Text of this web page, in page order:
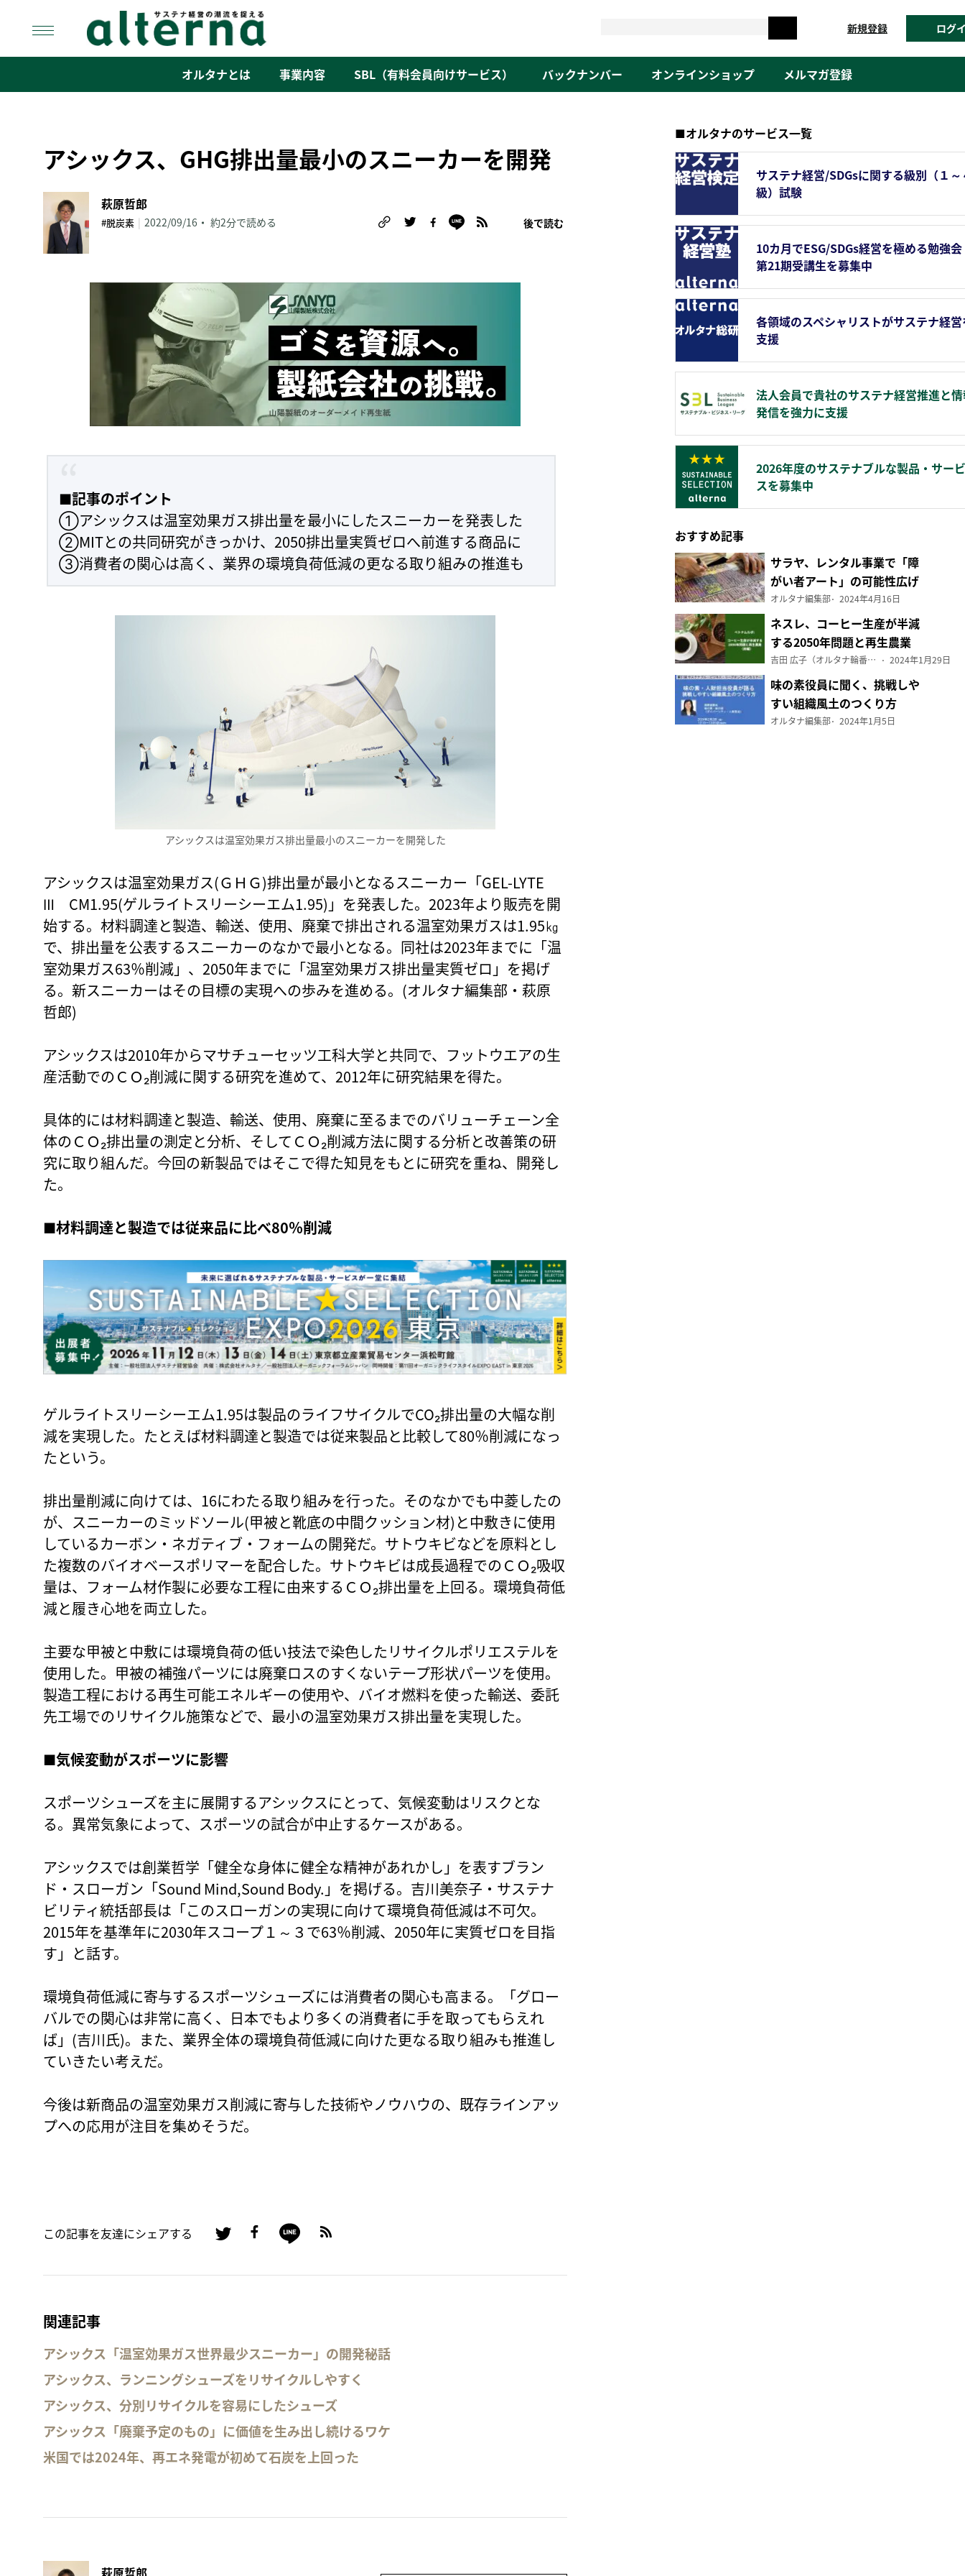
content
新規登録 ログ
オルタナとは 事業内容 SBL（有料会員向けサービス） バックナンバー オンラインショップ メルマガ登録
アシックス、GHG排出量最小のスニーカーを開発
萩原哲郎
#脱炭素 | 2022/09/16 約2分で読める 後で読む
■記事のポイント
①アシックスは温室効果ガス排出量を最小にしたスニーカーを発表した
②MITとの共同研究がきっかけ、2050排出量実質ゼロへ前進する商品に
③消費者の関心は高く、業界の環境負荷低減の更なる取り組みの推進も
アシックスは温室効果ガス排出量最小のスニーカーを開発した
アシックスは温室効果ガス(ＧＨＧ)排出量が最小となるスニーカー「GEL-LYTE
Ⅲ CM1.95(ゲルライトスリーシーエム1.95)」を発表した。2023年より販売を開
始する。材料調達と製造、輸送、使用、廃棄で排出される温室効果ガスは1.95㎏
で、排出量を公表するスニーカーのなかで最小となる。同社は2023年までに「温
室効果ガス63％削減」、2050年までに「温室効果ガス排出量実質ゼロ」を掲げ
る。新スニーカーはその目標の実現への歩みを進める。(オルタナ編集部・萩原
哲郎)
アシックスは2010年からマサチューセッツ工科大学と共同で、フットウエアの生
産活動でのＣＯ₂削減に関する研究を進めて、2012年に研究結果を得た。
具体的には材料調達と製造、輸送、使用、廃棄に至るまでのバリューチェーン全
体のＣＯ₂排出量の測定と分析、そしてＣＯ₂削減方法に関する分析と改善策の研
究に取り組んだ。今回の新製品ではそこで得た知見をもとに研究を重ね、開発し
た。
■材料調達と製造では従来品に比べ80％削減
ゲルライトスリーシーエム1.95は製品のライフサイクルでCO₂排出量の大幅な削
減を実現した。たとえば材料調達と製造では従来製品と比較して80％削減になっ
たという。
排出量削減に向けては、16にわたる取り組みを行った。そのなかでも中菱したの
が、スニーカーのミッドソール(甲被と靴底の中間クッション材)と中敷きに使用
しているカーボン・ネガティブ・フォームの開発だ。サトウキビなどを原料とし
た複数のバイオベースポリマーを配合した。サトウキビは成長過程でのＣＯ₂吸収
量は、フォーム材作製に必要な工程に由来するＣＯ₂排出量を上回る。環境負荷低
減と履き心地を両立した。
主要な甲被と中敷には環境負荷の低い技法で染色したリサイクルポリエステルを
使用した。甲被の補強パーツには廃棄ロスのすくないテープ形状パーツを使用。
製造工程における再生可能エネルギーの使用や、バイオ燃料を使った輸送、委託
先工場でのリサイクル施策などで、最小の温室効果ガス排出量を実現した。
■気候変動がスポーツに影響
スポーツシューズを主に展開するアシックスにとって、気候変動はリスクとな
る。異常気象によって、スポーツの試合が中止するケースがある。
アシックスでは創業哲学「健全な身体に健全な精神があれかし」を表すブラン
ド・スローガン「Sound Mind,Sound Body.」を掲げる。吉川美奈子・サステナ
ビリティ統括部長は「このスローガンの実現に向けて環境負荷低減は不可欠。
2015年を基準年に2030年スコープ１～３で63％削減、2050年に実質ゼロを目指
す」と話す。
環境負荷低減に寄与するスポーツシューズには消費者の関心も高まる。「グロー
バルでの関心は非常に高く、日本でもより多くの消費者に手を取ってもらえれ
ば」(吉川氏)。また、業界全体の環境負荷低減に向けた更なる取り組みも推進し
ていきたい考えだ。
今後は新商品の温室効果ガス削減に寄与した技術やノウハウの、既存ラインアッ
プへの応用が注目を集めそうだ。
この記事を友達にシェアする
関連記事
アシックス「温室効果ガス世界最少スニーカー」の開発秘話
アシックス、ランニングシューズをリサイクルしやすく
アシックス、分別リサイクルを容易にしたシューズ
アシックス「廃棄予定のもの」に価値を生み出し続けるワケ
米国では2024年、再エネ発電が初めて石炭を上回った
■オルタナのサービス一覧
サステナ経営/SDGsに関する級別（１～
級）試験
10カ月でESG/SDGs経営を極める勉強
第21期受講生を募集中
各領域のスペシャリストがサステナ経
支援
法人会員で貴社のサステナ経営推進と
発信を強力に支援
2026年度のサステナブルな製品・サービ
スを募集中
おすすめ記事
サラヤ、レンタル事業で「障
がい者アート」の可能性広げ
る
オルタナ編集部 2024年4月16日
ネスレ、コーヒー生産が半減
する2050年問題と再生農業
（前編）
吉田 広子（オルタナ輪番編集長） 2024年1月29日
味の素役員に聞く、挑戦しや
すい組織風土のつくり方
オルタナ編集部 2024年1月5日